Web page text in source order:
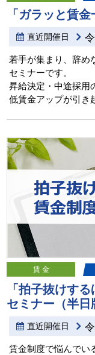
「ガラッと賃
直近開催日
若手が集まり、辞め
セミナーです。
昇給決定・中途採用
低賃金アップが引き
賃 金
「拍子抜けす
セミナー（半日
直近開催日
賃金制度で悩んでい